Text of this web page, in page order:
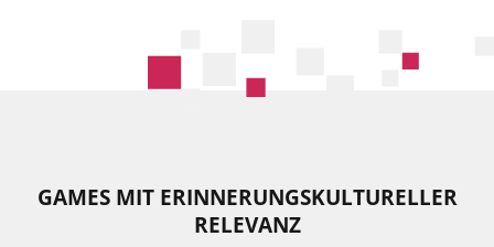
GAMES MIT ERINNERUNGSKULTURELLER
RELEVANZ